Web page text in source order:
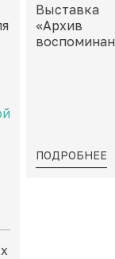
Выставка
«Архив
ПОДРОБНЕЕ